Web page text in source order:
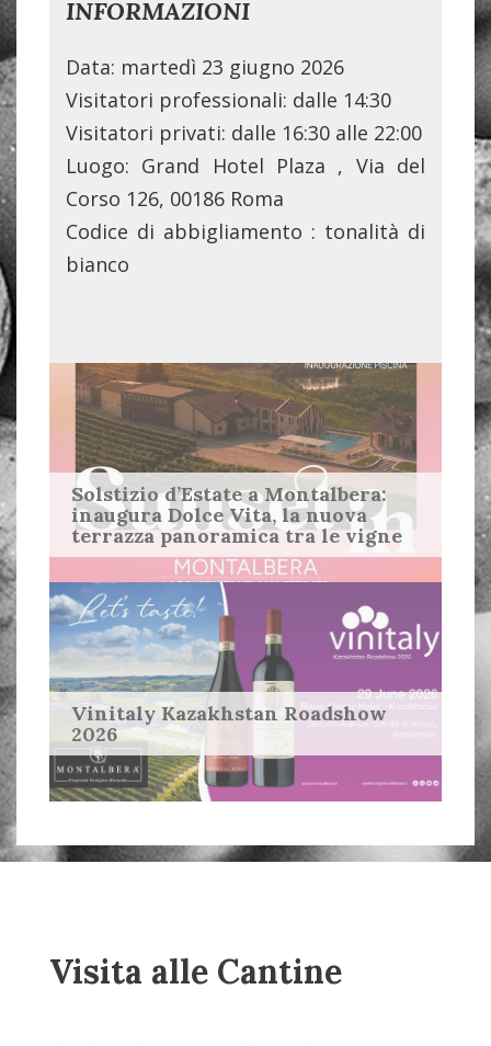
INFORMAZIONI
Data: martedì 23 giugno 2026
Visitatori professionali: dalle 14:30
Visitatori privati: dalle 16:30 alle 22:00
Luogo: Grand Hotel Plaza , Via del
Corso 126, 00186 Roma
Codice di abbigliamento : tonalità di
bianco
Solstizio d’Estate a Montalbera:
inaugura Dolce Vita, la nuova
terrazza panoramica tra le vigne
Vinitaly Kazakhstan Roadshow
2026
Visita alle Cantine